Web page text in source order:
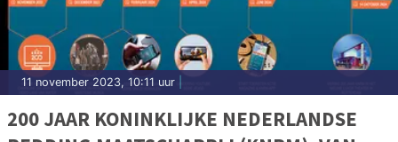
11 november 2023, 10:11 uur
200 JAAR KONINKLIJKE NEDERLANDSE